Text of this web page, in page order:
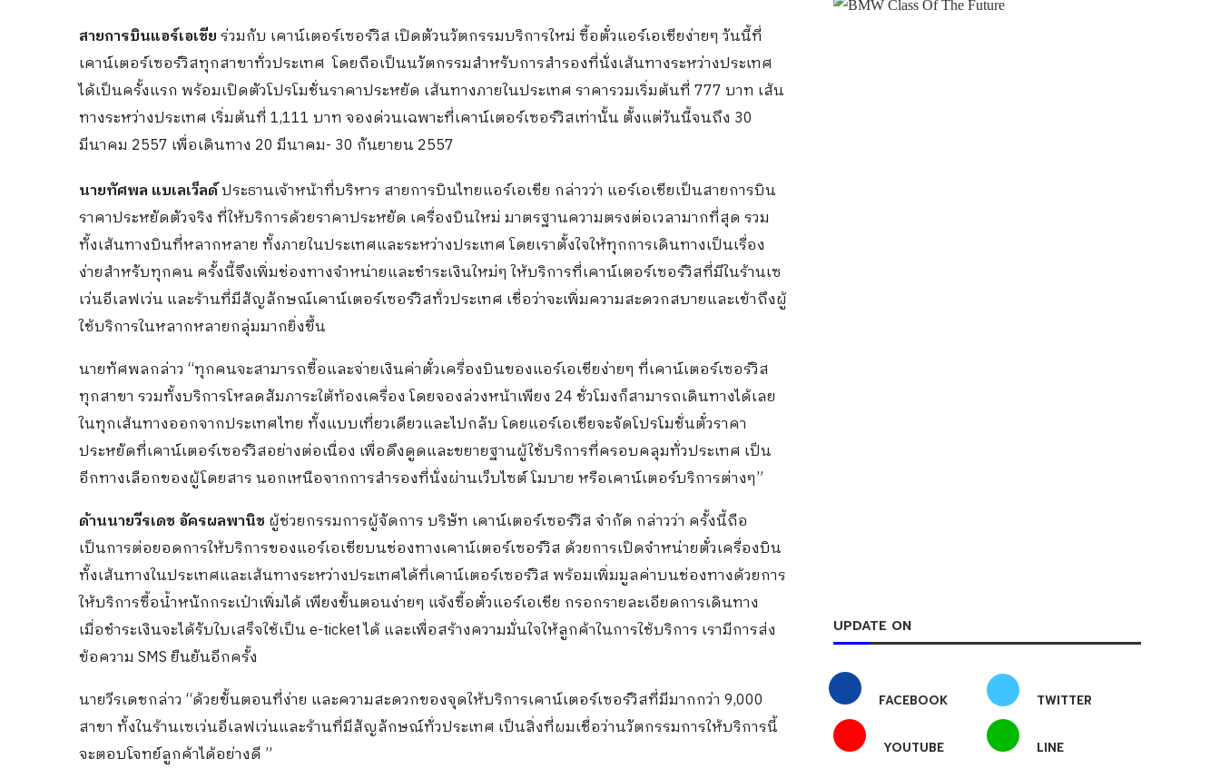
สายการบินแอร์เอเชียร่วมกับ เคาน์เตอร์เซอร์วิส เปิดตัวนวัตกรรมบริการใหม่ ซื้อตั๋วแอร์เอเชียง่ายๆ วันนี้ที่
เคาน์เตอร์เซอร์วิสทุกสาขาทั่วประเทศ โดยถือเป็นนวัตกรรมสำหรับการสำรองที่นั่งเส้นทางระหว่างประเทศ
ได้เป็นครั้งแรก พร้อมเปิดตัวโปรโมชั่นราคาประหยัด เส้นทางภายในประเทศ ราคารวมเริ่มต้นที่ 777 บาท เส้น
ทางระหว่างประเทศ เริ่มต้นที่ 1,111 บาท จองด่วนเฉพาะที่เคาน์เตอร์เซอร์วิสเท่านั้น ตั้งแต่วันนี้จนถึง 30
มีนาคม 2557 เพื่อเดินทาง 20 มีนาคม- 30 กันยายน 2557
นายทัศพล แบเลเว็ลด์ประธานเจ้าหน้าที่บริหาร สายการบินไทยแอร์เอเชีย กล่าวว่า แอร์เอเชียเป็นสายการบิน
ราคาประหยัดตัวจริง ที่ให้บริการด้วยราคาประหยัด เครื่องบินใหม่ มาตรฐานความตรงต่อเวลามากที่สุด รวม
ทั้งเส้นทางบินที่หลากหลาย ทั้งภายในประเทศและระหว่างประเทศ โดยเราตั้งใจให้ทุกการเดินทางเป็นเรื่อง
ง่ายสำหรับทุกคน ครั้งนี้จึงเพิ่มช่องทางจำหน่ายและชำระเงินใหม่ๆ ให้บริการที่เคาน์เตอร์เซอร์วิสที่มีในร้านเซ
เว่นอีเลฟเว่น และร้านที่มีสัญลักษณ์เคาน์เตอร์เซอร์วิสทั่วประเทศ เชื่อว่าจะเพิ่มความสะดวกสบายและเข้าถึงผู้
ใช้บริการในหลากหลายกลุ่มมากยิ่งขึ้น
นายทัศพลกล่าว “ทุกคนจะสามารถซื้อและจ่ายเงินค่าตั๋วเครื่องบินของแอร์เอเชียง่ายๆ ที่เคาน์เตอร์เซอร์วิส
ทุกสาขา รวมทั้งบริการโหลดสัมภาระใต้ท้องเครื่อง โดยจองล่วงหน้าเพียง 24 ชั่วโมงก็สามารถเดินทางได้เลย
ในทุกเส้นทางออกจากประเทศไทย ทั้งแบบเที่ยวเดียวและไปกลับ โดยแอร์เอเชียจะจัดโปรโมชั่นตั๋วราคา
ประหยัดที่เคาน์เตอร์เซอร์วิสอย่างต่อเนื่อง เพื่อดึงดูดและขยายฐานผู้ใช้บริการที่ครอบคลุมทั่วประเทศ เป็น
อีกทางเลือกของผู้โดยสาร นอกเหนือจากการสำรองที่นั่งผ่านเว็บไซต์ โมบาย หรือเคาน์เตอร์บริการต่างๆ”
ด้านนายวีรเดช อัครผลพานิช ผู้ช่วยกรรมการผู้จัดการ บริษัท เคาน์เตอร์เซอร์วิส จำกัด กล่าวว่า ครั้งนี้ถือ
เป็นการต่อยอดการให้บริการของแอร์เอเชียบนช่องทางเคาน์เตอร์เซอร์วิส ด้วยการเปิดจำหน่ายตั๋วเครื่องบิน
ทั้งเส้นทางในประเทศและเส้นทางระหว่างประเทศได้ที่เคาน์เตอร์เซอร์วิส พร้อมเพิ่มมูลค่าบนช่องทางด้วยการ
ให้บริการซื้อน้ำหนักกระเป๋าเพิ่มได้ เพียงขั้นตอนง่ายๆ แจ้งซื้อตั๋วแอร์เอเชีย กรอกรายละเอียดการเดินทาง
เมื่อชำระเงินจะได้รับใบเสร็จใช้เป็น e-ticket ได้ และเพื่อสร้างความมั่นใจให้ลูกค้าในการใช้บริการ เรามีการส่ง
ข้อความ SMS ยืนยันอีกครั้ง
นายวีรเดชกล่าว “ด้วยขั้นตอนที่ง่าย และความสะดวกของจุดให้บริการเคาน์เตอร์เซอร์วิสที่มีมากกว่า 9,000
สาขา ทั้งในร้านเซเว่นอีเลฟเว่นและร้านที่มีสัญลักษณ์ทั่วประเทศ เป็นสิ่งที่ผมเชื่อว่านวัตกรรมการให้บริการนี้
จะตอบโจทย์ลูกค้าได้อย่างดี ”
UPDATE ON
FACEBOOK TWITTER
YOUTUBE LINE